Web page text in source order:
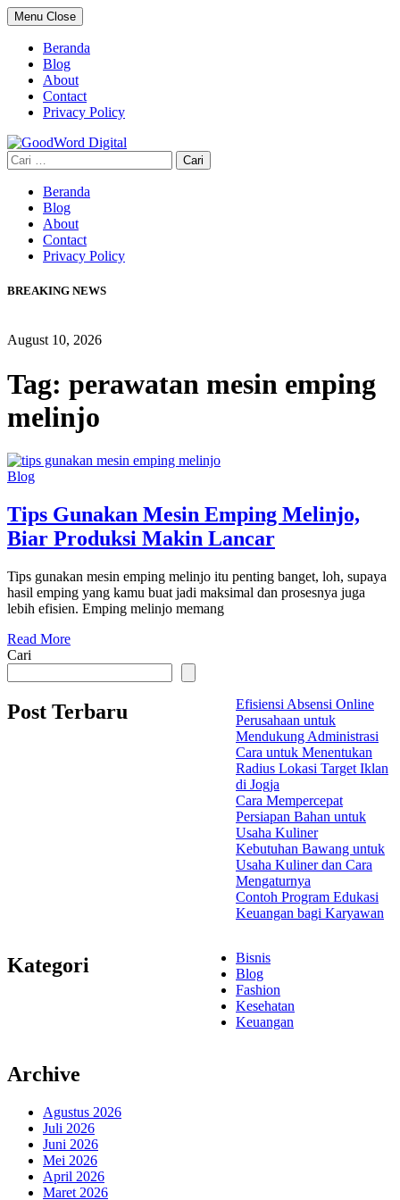
Skip
to
content
Menu Close
Beranda
Blog
About
Contact
Privacy Policy
Cari
untuk:
Beranda
Blog
About
Contact
Privacy Policy
BREAKING NEWS
August 10, 2026
Tag: perawatan mesin emping
melinjo
Blog
Tips Gunakan Mesin Emping Melinjo,
Biar Produksi Makin Lancar
Tips gunakan mesin emping melinjo itu penting banget, loh, supaya
hasil emping yang kamu buat jadi maksimal dan prosesnya juga
lebih efisien. Emping melinjo memang
Read More
Cari
Post Terbaru
Efisiensi Absensi Online
Perusahaan untuk
Mendukung Administrasi
Cara untuk Menentukan
Radius Lokasi Target Iklan
di Jogja
Cara Mempercepat
Persiapan Bahan untuk
Usaha Kuliner
Kebutuhan Bawang untuk
Usaha Kuliner dan Cara
Mengaturnya
Contoh Program Edukasi
Keuangan bagi Karyawan
Kategori
Bisnis
Blog
Fashion
Kesehatan
Keuangan
Archive
Agustus 2026
Juli 2026
Juni 2026
Mei 2026
April 2026
Maret 2026